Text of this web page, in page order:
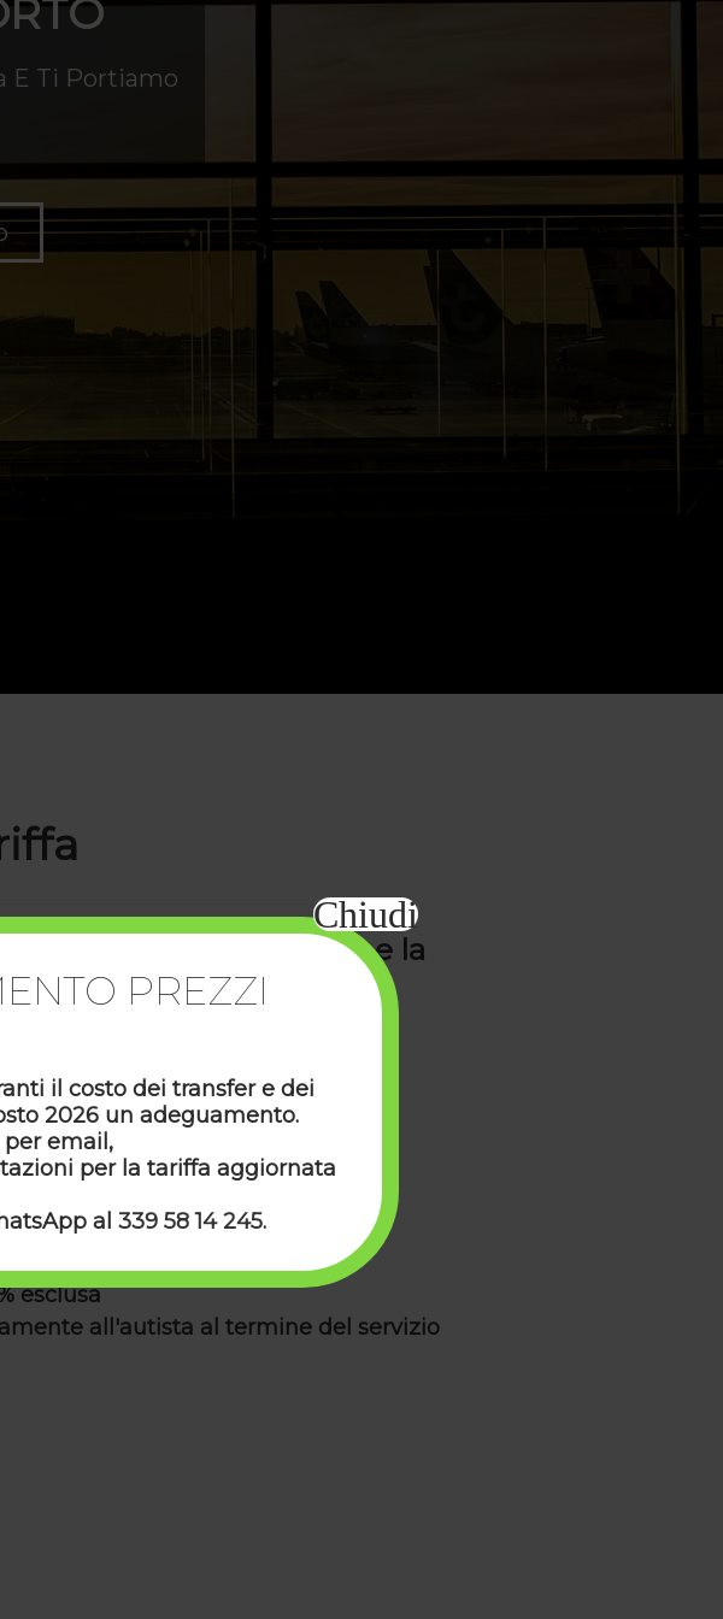
E Ti Portiamo
dei bagagli, la partenza e la
Punto Di Arrivo...
esclusa
all'autista al termine del servizio
PREZZI
il costo dei transfer e dei
2026 un adeguamento.
email,
per la tariffa aggiornata
al 339 58 14 245.
Chiudi